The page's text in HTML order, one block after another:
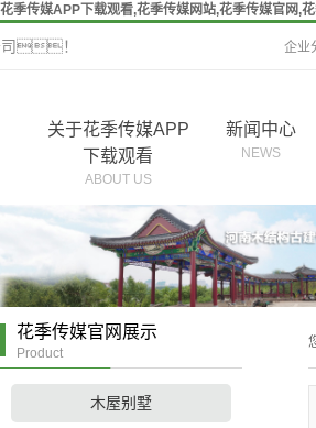
花季传媒APP下载观看,花季传媒网站,花季传媒官网,
司！ 企业
关于花季传媒APP
下载观看
ABOUT US
新闻中心
NEWS
花季传媒官网展示
Product
木屋别墅